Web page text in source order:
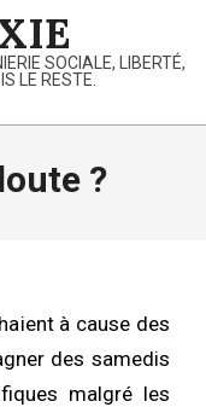
SOCIALE, LIBERTÉ,
LE RESTE.
?
à cause des
des samedis
malgré les